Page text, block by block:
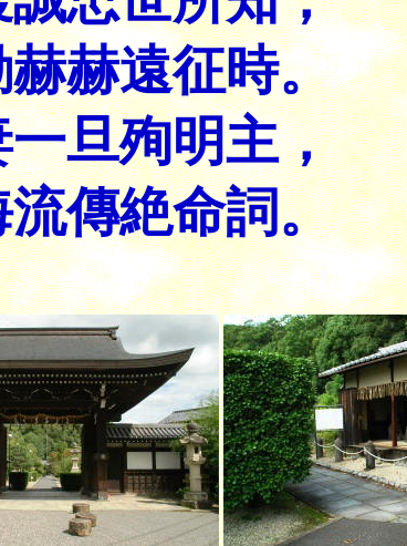
赫赫遠征時。
一旦殉明主，
流傳絶命詞。